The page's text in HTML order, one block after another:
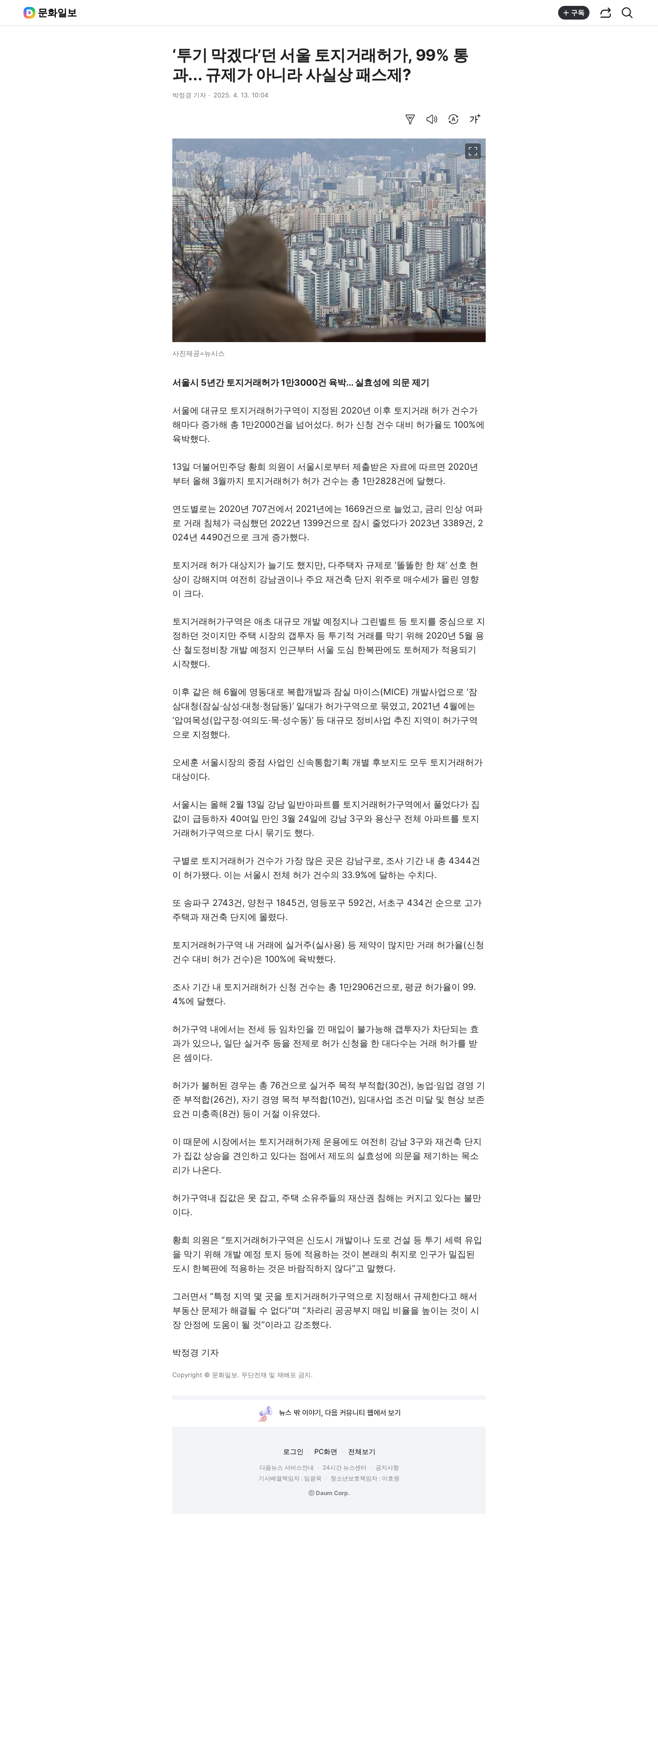
문화일보 구독
‘투기 막겠다’던 서울 토지거래허가, 99% 통
과... 규제가 아니라 사실상 패스제?
박정경 기자 2025. 4. 13. 10:04
사진제공=뉴시스
서울시 5년간 토지거래허가 1만3000건 육박... 실효성에 의문 제기
서울에 대규모 토지거래허가구역이 지정된 2020년 이후 토지거래 허가 건수가
해마다 증가해 총 1만2000건을 넘어섰다. 허가 신청 건수 대비 허가율도 100%에
육박했다.
13일 더불어민주당 황희 의원이 서울시로부터 제출받은 자료에 따르면 2020년
부터 올해 3월까지 토지거래허가 허가 건수는 총 1만2828건에 달했다.
연도별로는 2020년 707건에서 2021년에는 1669건으로 늘었고, 금리 인상 여파
로 거래 침체가 극심했던 2022년 1399건으로 잠시 줄었다가 2023년 3389건, 2
024년 4490건으로 크게 증가했다.
토지거래 허가 대상지가 늘기도 했지만, 다주택자 규제로 ‘똘똘한 한 채’ 선호 현
상이 강해지며 여전히 강남권이나 주요 재건축 단지 위주로 매수세가 몰린 영향
이 크다.
토지거래허가구역은 애초 대규모 개발 예정지나 그린벨트 등 토지를 중심으로 지
정하던 것이지만 주택 시장의 갭투자 등 투기적 거래를 막기 위해 2020년 5월 용
산 철도정비창 개발 예정지 인근부터 서울 도심 한복판에도 토허제가 적용되기
시작했다.
이후 같은 해 6월에 영동대로 복합개발과 잠실 마이스(MICE) 개발사업으로 ‘잠
삼대청(잠실·삼성·대청·청담동)’ 일대가 허가구역으로 묶였고, 2021년 4월에는
‘압여목성(압구정·여의도·목·성수동)’ 등 대규모 정비사업 추진 지역이 허가구역
으로 지정했다.
오세훈 서울시장의 중점 사업인 신속통합기획 개별 후보지도 모두 토지거래허가
대상이다.
서울시는 올해 2월 13일 강남 일반아파트를 토지거래허가구역에서 풀었다가 집
값이 급등하자 40여일 만인 3월 24일에 강남 3구와 용산구 전체 아파트를 토지
거래허가구역으로 다시 묶기도 했다.
구별로 토지거래허가 건수가 가장 많은 곳은 강남구로, 조사 기간 내 총 4344건
이 허가됐다. 이는 서울시 전체 허가 건수의 33.9%에 달하는 수치다.
또 송파구 2743건, 양천구 1845건, 영등포구 592건, 서초구 434건 순으로 고가
주택과 재건축 단지에 몰렸다.
토지거래허가구역 내 거래에 실거주(실사용) 등 제약이 많지만 거래 허가율(신청
건수 대비 허가 건수)은 100%에 육박했다.
조사 기간 내 토지거래허가 신청 건수는 총 1만2906건으로, 평균 허가율이 99.
4%에 달했다.
허가구역 내에서는 전세 등 임차인을 낀 매입이 불가능해 갭투자가 차단되는 효
과가 있으나, 일단 실거주 등을 전제로 허가 신청을 한 대다수는 거래 허가를 받
은 셈이다.
허가가 불허된 경우는 총 76건으로 실거주 목적 부적합(30건), 농업·임업 경영 기
준 부적합(26건), 자기 경영 목적 부적합(10건), 임대사업 조건 미달 및 현상 보존
요건 미충족(8건) 등이 거절 이유였다.
이 때문에 시장에서는 토지거래허가제 운용에도 여전히 강남 3구와 재건축 단지
가 집값 상승을 견인하고 있다는 점에서 제도의 실효성에 의문을 제기하는 목소
리가 나온다.
허가구역내 집값은 못 잡고, 주택 소유주들의 재산권 침해는 커지고 있다는 불만
이다.
황희 의원은 “토지거래허가구역은 신도시 개발이나 도로 건설 등 투기 세력 유입
을 막기 위해 개발 예정 토지 등에 적용하는 것이 본래의 취지로 인구가 밀집된
도시 한복판에 적용하는 것은 바람직하지 않다”고 말했다.
그러면서 “특정 지역 몇 곳을 토지거래허가구역으로 지정해서 규제한다고 해서
부동산 문제가 해결될 수 없다”며 “차라리 공공부지 매입 비율을 높이는 것이 시
장 안정에 도움이 될 것”이라고 강조했다.
박정경 기자
Copyright © 문화일보. 무단전재 및 재배포 금지.
뉴스 밖 이야기, 다음 커뮤니티 웹에서 보기
로그인 PC화면 전체보기
다음뉴스 서비스안내 24시간 뉴스센터
공지사항
기사배열책임자 : 임광욱
청소년보호책임자 : 이호원
ⓒ Daum Corp.